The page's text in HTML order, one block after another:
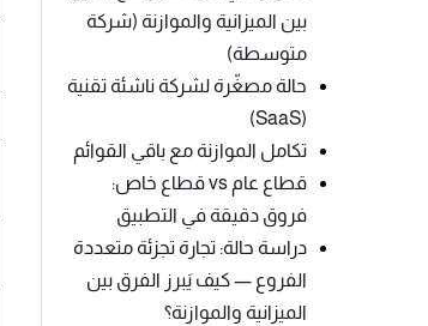
بين الميزانية والموازنة (شركة
متوسطة)
حالة مصغّرة لشركة ناشئة تقنية
(SaaS)
تكامل الموازنة مع باقي القوائم
قطاع عام vs قطاع خاص:
فروق دقيقة في التطبيق
دراسة حالة: تجارة تجزئة متعددة
الفروع — كيف يَبرز الفرق بين
الميزانية والموازنة؟